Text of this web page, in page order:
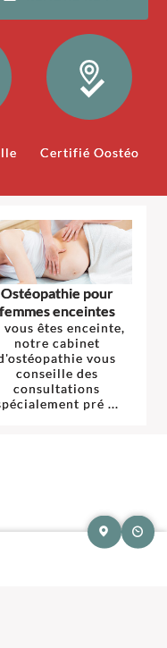
Certifié Oostéo
Ostéopathie pour
femmes enceintes
vous êtes enceinte,
notre cabinet
vous
conseille des
consultations
pré ...